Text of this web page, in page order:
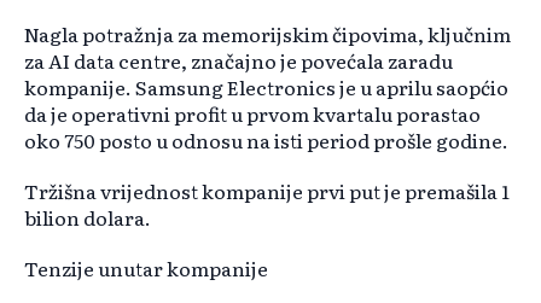
Nagla potražnja za memorijskim čipovima, ključnim
za AI data centre, značajno je povećala zaradu
kompanije. Samsung Electronics je u aprilu saopćio
da je operativni profit u prvom kvartalu porastao
oko 750 posto u odnosu na isti period prošle godine.
Tržišna vrijednost kompanije prvi put je premašila 1
bilion dolara.
Tenzije unutar kompanije